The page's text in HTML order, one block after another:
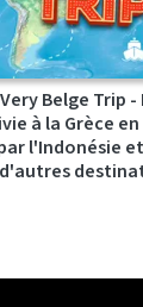
Very Belge Trip -
à la Grèce
l'Indonésie
d'autres